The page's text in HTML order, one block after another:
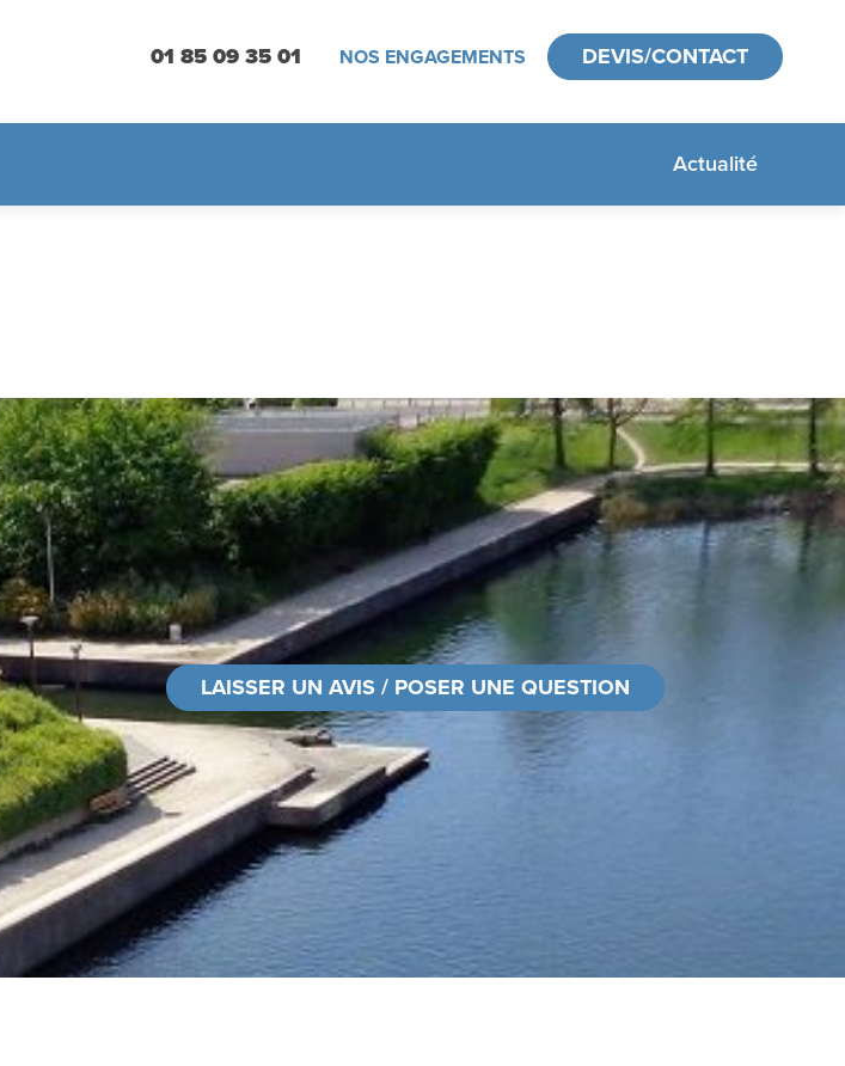
01 85 09 35 01 NOS ENGAGEMENTS DEVIS/CONTACT
Actualité
LAISSER UN AVIS / POSER UNE QUESTION